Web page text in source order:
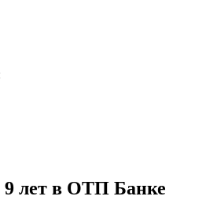
9 лет в ОТП Банке